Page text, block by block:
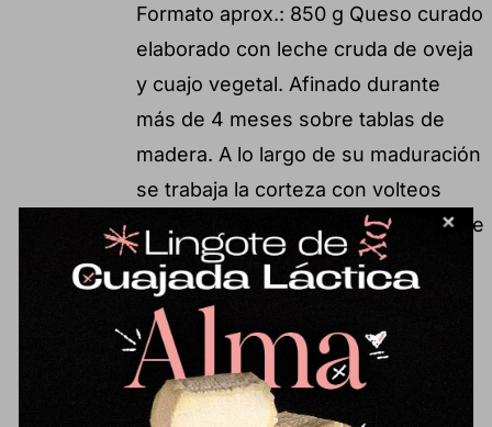
Formato aprox.: 850 g Queso curado
elaborado con leche cruda de oveja
y cuajo vegetal. Afinado durante
más de 4 meses sobre tablas de
madera. A lo largo de su maduración
se trabaja la corteza con volteos
regulares y la aplicación de aceite de
oliva virgen. Presenta una textura
más suave y fundente en boca. Un
sabor armonioso, limpio y bien
integrado, con aromas que evocan
el campo y el heno, reflejo del